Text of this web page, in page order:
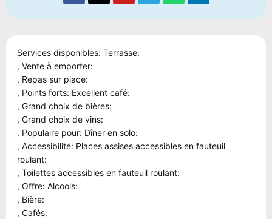
Services disponibles: Terrasse:
, Vente à emporter:
, Repas sur place:
, Points forts: Excellent café:
, Grand choix de bières:
, Grand choix de vins:
, Populaire pour: Dîner en solo:
, Accessibilité: Places assises accessibles en fauteuil
roulant:
, Toilettes accessibles en fauteuil roulant:
, Offre: Alcools:
, Bière:
, Cafés: